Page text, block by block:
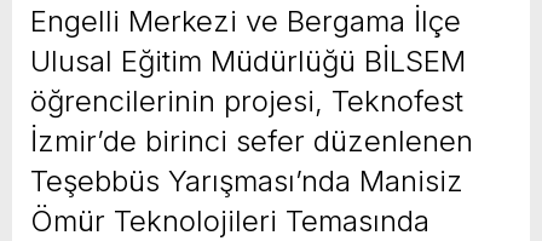
Engelli Merkezi ve Bergama İlçe
Ulusal Eğitim Müdürlüğü BİLSEM
öğrencilerinin projesi, Teknofest
İzmir’de birinci sefer düzenlenen
Teşebbüs Yarışması’nda Manisiz
Ömür Teknolojileri Temasında